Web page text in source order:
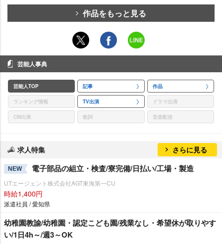
作品をもっと見る
芸能人事典
芸能人TOP 記事 作品
ランキング情報 TV出演 ドラマ出演
CM出演 歌詞 音楽配信
求人特集 さらに見る
NEW 電子部品の組立・検査/寮完備/日払い/工場・製造
UTエージェント株式会社AGT東海第一CU
時給1,400円
派遣社員 / 愛知県
幼稚園教諭/幼稚園・認定こども園/残業なし・希望休が取りやす
い/1日4h～/週3～OK